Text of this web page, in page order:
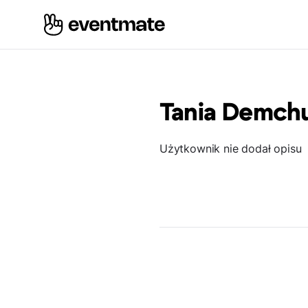
Tania
Użytkownik nie dodał opisu